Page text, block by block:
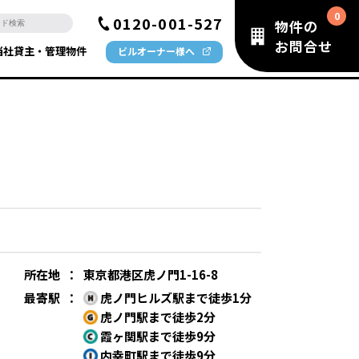
0120-001-527
社貸主・管理物件 ビルオーナー様へ
物件の
お問合せ
所在地 ：
東京都港区虎ノ門1-16-8
最寄駅
：
虎ノ門ヒルズ駅まで徒歩1分
虎ノ門駅まで徒歩2分
霞ヶ関駅まで徒歩9分
内幸町駅まで徒歩9分